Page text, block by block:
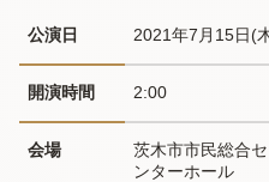
公演日 2021年7月15日(
開演時間 2:00
会場
茨木市市民総合
ンターホール